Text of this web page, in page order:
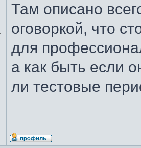
Там описано
оговоркой, что
для
а как быть если
ли тестовые